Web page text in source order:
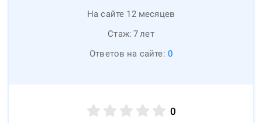
На сайте 12 месяцев
Стаж: 7лет
Ответов на сайте: 0
0